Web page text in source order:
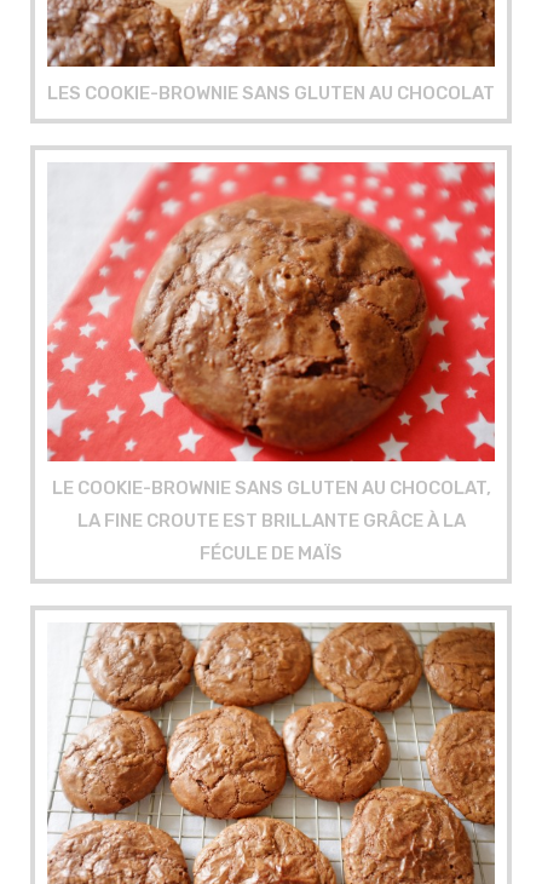
LES COOKIE-BROWNIE SANS GLUTEN AU CHOCOLAT
LE COOKIE-BROWNIE SANS GLUTEN AU CHOCOLAT,
LA FINE CROUTE EST BRILLANTE GRÂCE À LA
FÉCULE DE MAÏS